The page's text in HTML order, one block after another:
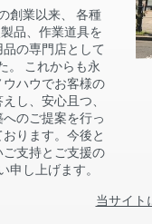
創業以来、 各種
品、作業道具を
の専門店として
。 これからも永
ハウでお客様の
し、安心且つ、
のご提案を行っ
ります。今後と
支持とご支援の
申し上げます。
当サイト